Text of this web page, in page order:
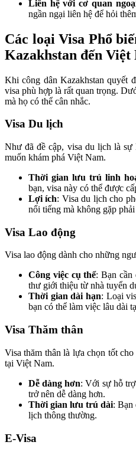
Liên hệ với cơ quan
ngần ngại liên hệ để hỏi
Các loại Visa Phổ
Kazakhstan đến Việt
Khi công dân Kazakhstan quyết
visa phù hợp là rất quan trọng.
mà họ có thể cân nhắc.
Visa Du lịch
Như đã đề cập, visa du lịch là
muốn khám phá Việt Nam.
Thời gian lưu trú linh
bạn, visa này có thể được
Lợi ích: Visa du lịch cho
nổi tiếng mà không gặp
Visa Lao động
Visa lao động dành cho những
Công việc cụ thể: Bạn cần
thư giới thiệu từ nhà tuyển
Thời gian dài hạn: Loại
bạn có thể làm việc lâu dài
Visa Thăm thân
Visa thăm thân là lựa chọn tốt
tại Việt Nam.
Dễ dàng hơn: Với sự hỗ
trở nên dễ dàng hơn.
Thời gian lưu trú dài: Bạn
lịch thông thường.
E-Visa